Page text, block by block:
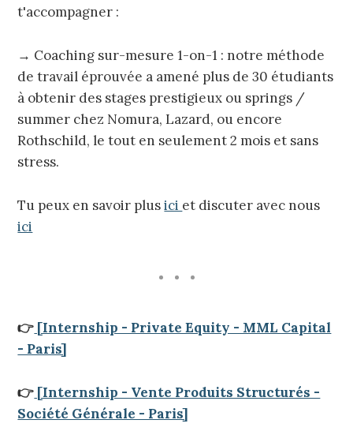
t'accompagner :
→ Coaching sur-mesure 1-on-1 : notre méthode
de travail éprouvée a amené plus de 30 étudiants
à obtenir des stages prestigieux ou springs /
summer chez Nomura, Lazard, ou encore
Rothschild, le tout en seulement 2 mois et sans
stress.
Tu peux en savoir plusici et discuter avec nous
ici
👉 [Internship - Private Equity - MML Capital
- Paris]
👉 [Internship - Vente Produits Structurés -
Société Générale - Paris]